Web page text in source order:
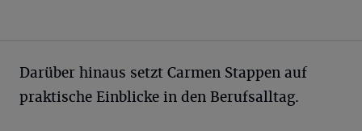
Darüber hinaus setzt Carmen Stappen auf
praktische Einblicke in den Berufsalltag.